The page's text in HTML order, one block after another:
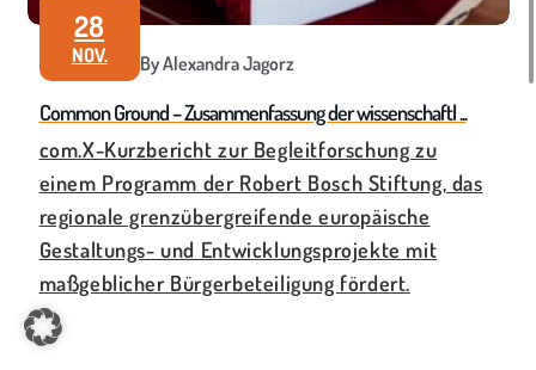
28
NOV. By Alexandra Jagorz
Common Ground – Zusammenfassung der wissenschaftl ...
com.X-Kurzbericht zur Begleitforschung zu
einem Programm der Robert Bosch Stiftung, das
regionale grenzübergreifende europäische
Gestaltungs- und Entwicklungsprojekte mit
maßgeblicher Bürgerbeteiligung fördert.